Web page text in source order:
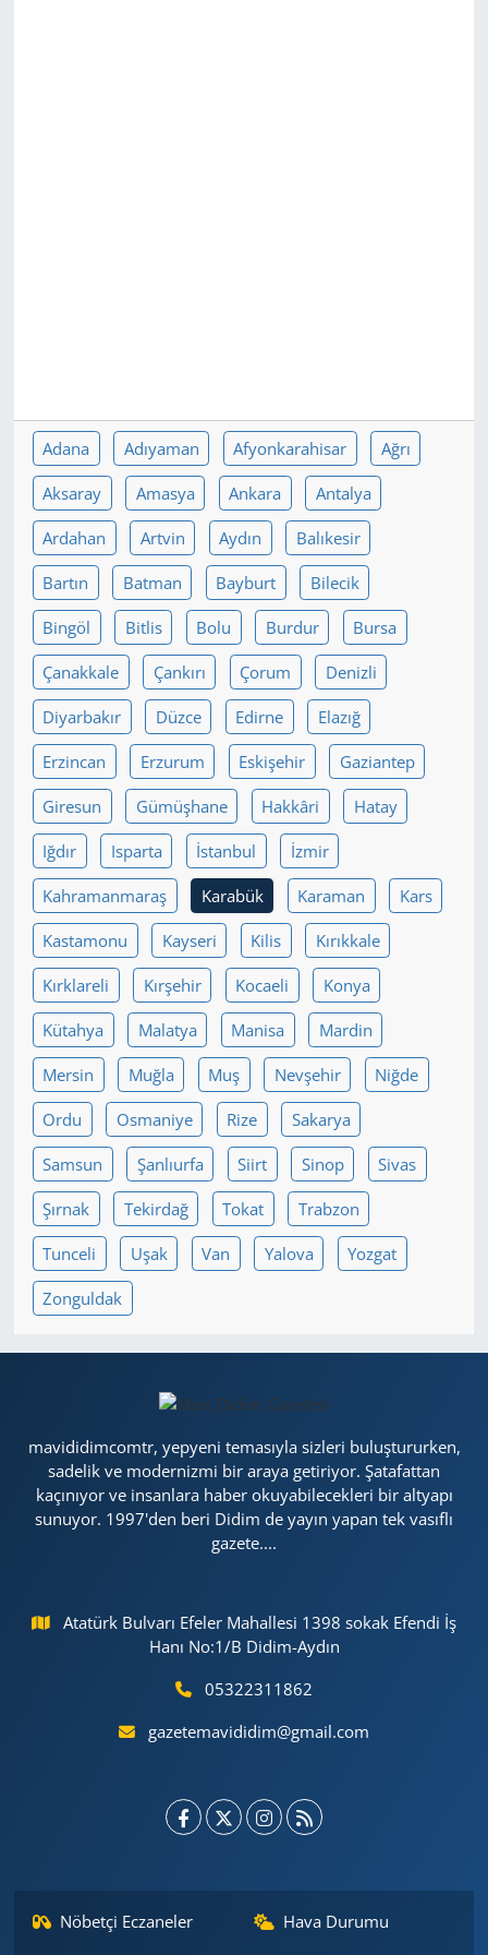
Adana Adıyaman Afyonkarahisar Ağrı
Aksaray Amasya Ankara Antalya
Ardahan Artvin Aydın Balıkesir
Bartın Batman Bayburt Bilecik
Bingöl Bitlis Bolu Burdur Bursa
Çanakkale Çankırı Çorum Denizli
Diyarbakır Düzce Edirne Elazığ
Erzincan Erzurum Eskişehir Gaziantep
Giresun Gümüşhane Hakkâri Hatay
Iğdır Isparta İstanbul İzmir
Kahramanmaraş Karabük Karaman Kars
Kastamonu Kayseri Kilis Kırıkkale
Kırklareli Kırşehir Kocaeli Konya
Kütahya Malatya Manisa Mardin
Mersin Muğla Muş Nevşehir Niğde
Ordu Osmaniye Rize Sakarya
Samsun Şanlıurfa Siirt Sinop Sivas
Şırnak Tekirdağ Tokat Trabzon
Tunceli Uşak Van Yalova Yozgat
Zonguldak
mavididimcomtr, yepyeni temasıyla sizleri buluştururken,
sadelik ve modernizmi bir araya getiriyor. Şatafattan
kaçınıyor ve insanlara haber okuyabilecekleri bir altyapı
sunuyor. 1997'den beri Didim de yayın yapan tek vasıflı
gazete....
Atatürk Bulvarı Efeler Mahallesi 1398 sokak Efendi İş
Hanı No:1/B Didim-Aydın
05322311862
gazetemavididim@gmail.com
Nöbetçi Eczaneler
Hava Durumu
SİYASET
SPOR
Yerel